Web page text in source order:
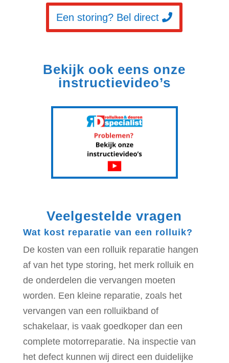
Een storing? Bel direct
Bekijk ook eens onze
instructievideo’s
Veelgestelde vragen
Wat kost reparatie van een rolluik?
De kosten van een rolluik reparatie hangen
af van het type storing, het merk rolluik en
de onderdelen die vervangen moeten
worden. Een kleine reparatie, zoals het
vervangen van een rolluikband of
schakelaar, is vaak goedkoper dan een
complete motorreparatie. Na inspectie van
het defect kunnen wij direct een duidelijke